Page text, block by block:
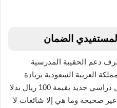
لمستفيدي الضمان
دعم الحقيبة المدرسية
العربية السعودية بزيادة
ملكية جديدة تصل مع كل أول فصل دراسي جديد بقيمة 100 ريال بدلا
غير صحيحة وما هي إلا شائعات لا